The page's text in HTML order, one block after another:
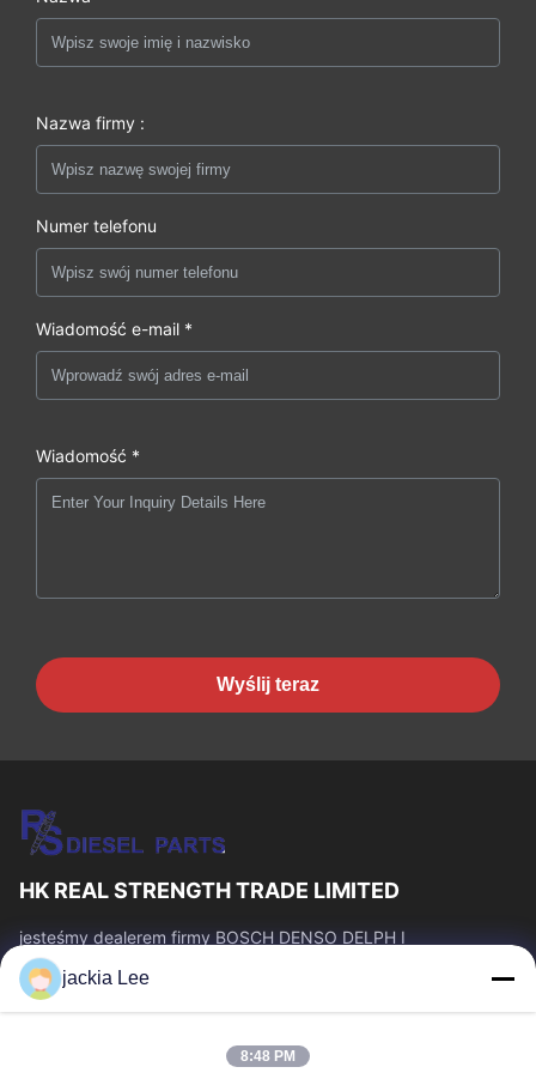
Nazwa firmy :
Numer telefonu
Wiadomość e-mail *
Wiadomość *
Wyślij teraz
HK REAL STRENGTH TRADE LIMITED
jesteśmy dealerem firmy BOSCH DENSO DELPH I
CATERPILLAR VOLVO CUMMINS TOYOTA ISUZU. Numer
WhatsApp: 0086 159 2067 9523.
Szybkie Linki
Produkty
jackia Lee
8:48 PM